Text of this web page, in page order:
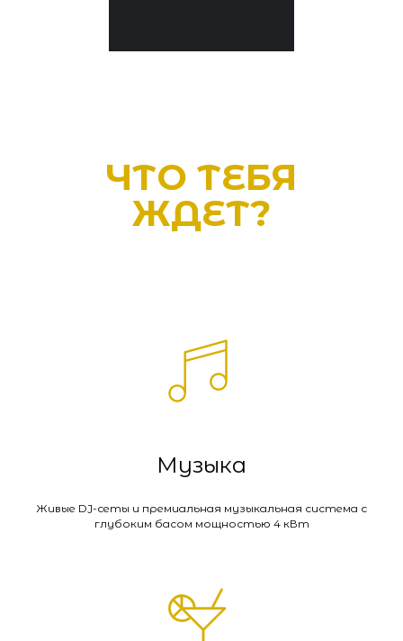
ЧТО ТЕБЯ
ЖДЕТ?
Музыка
Живые DJ-сеты и премиальная музыкальная система с
глубоким басом мощностью 4 кВт